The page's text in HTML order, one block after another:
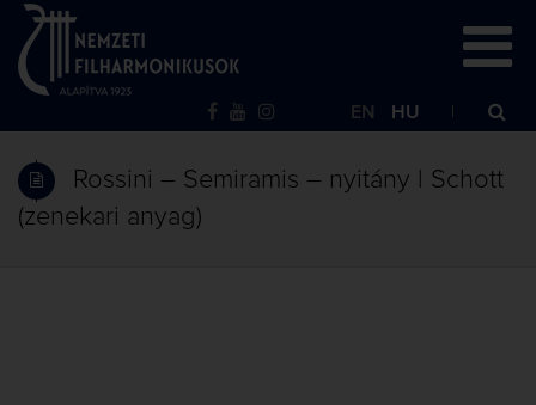
EN HU
Rossini – Semiramis – nyitány | Schott
(zenekari anyag)